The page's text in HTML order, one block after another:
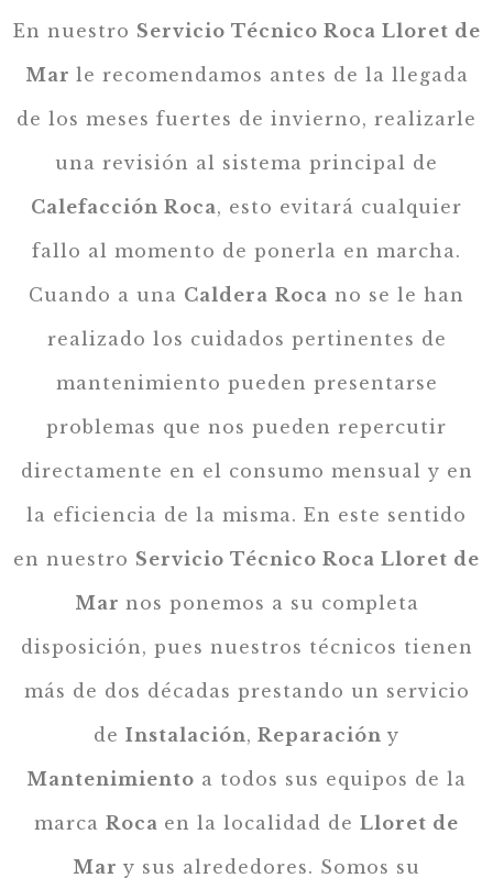
En nuestro Servicio Técnico Roca Lloret de
Mar le recomendamos antes de la llegada
de los meses fuertes de invierno, realizarle
una revisión al sistema principal de
Calefacción Roca, esto evitará cualquier
fallo al momento de ponerla en marcha.
Cuando a una Caldera Roca no se le han
realizado los cuidados pertinentes de
mantenimiento pueden presentarse
problemas que nos pueden repercutir
directamente en el consumo mensual y en
la eficiencia de la misma. En este sentido
en nuestro Servicio Técnico Roca Lloret de
Mar nos ponemos a su completa
disposición, pues nuestros técnicos tienen
más de dos décadas prestando un servicio
de Instalación, Reparación y
Mantenimiento a todos sus equipos de la
marca Roca en la localidad de Lloret de
Mar y sus alrededores. Somos su